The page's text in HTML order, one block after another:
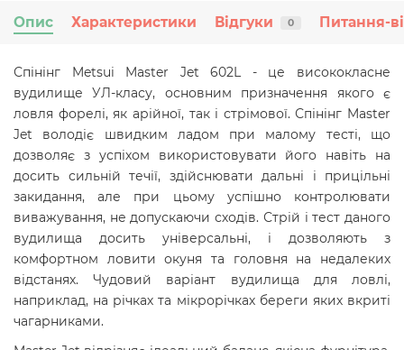
Опис Характеристики Відгуки 0 Питання-
Спінінг Metsui Master Jet 602L - це висококласне
вудилище УЛ-класу, основним призначення якого є
ловля форелі, як арійної, так і стрімової. Спінінг Master
Jet володіє швидким ладом при малому тесті, що
дозволяє з успіхом використовувати його навіть на
досить сильній течії, здійснювати дальні і прицільні
закидання, але при цьому успішно контролювати
виважування, не допускаючи сходів. Стрій і тест даного
вудилища досить універсальні, і дозволяють з
комфортном ловити окуня та головня на недалеких
відстанях. Чудовий варіант вудилища для ловлі,
наприклад, на річках та мікрорічках береги яких вкриті
чагарниками.